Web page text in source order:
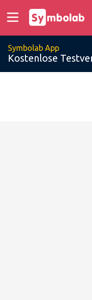
Symbolab App
Kostenlose